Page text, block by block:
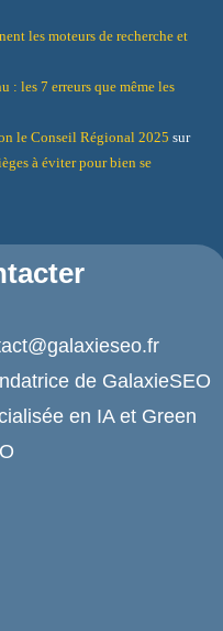
les moteurs de recherche et
: les 7 erreurs que même les
le Conseil Régional 2025 sur
à éviter pour bien se
de GalaxieSEO
en IA et Green